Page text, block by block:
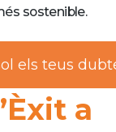
sostenible.
els teus
a